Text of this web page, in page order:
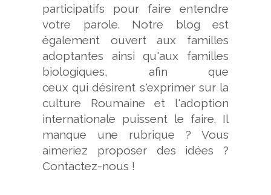
participatifs pour faire entendre
votre parole. Notre blog est
également ouvert aux familles
adoptantes ainsi qu'aux familles
biologiques, afin que
ceux qui désirent s'exprimer sur la
culture Roumaine et l'adoption
internationale puissent le faire. Il
manque une rubrique ? Vous
aimeriez proposer des idées ?
Contactez-nous !